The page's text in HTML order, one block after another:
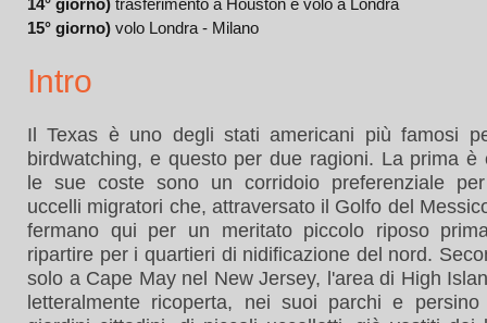
14° giorno) trasferimento a Houston e volo a Londra
15° giorno) volo Londra - Milano
Intro
Il Texas è uno degli stati americani più famosi
birdwatching, e questo per due ragioni. La prima è
le sue coste sono un corridoio preferenziale
uccelli migratori che, attraversato il Golfo del
fermano qui per un meritato piccolo riposo
ripartire per i quartieri di nidificazione del nord.
solo a Cape May nel New Jersey, l'area di High
letteralmente ricoperta, nei suoi parchi e persino